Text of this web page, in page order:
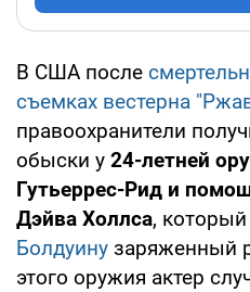
В США после
съемках вестерна
правоохранители
обыски у 24-летней
Гутьеррес-Рид и
Дэйва Холлса,
Болдуину заряженный
этого оружия актер